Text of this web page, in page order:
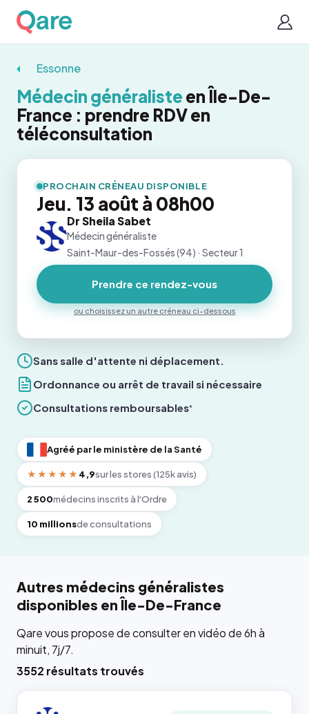
Essonne
Médecin généraliste en Île-De-
France : prendre RDV en
téléconsultation
Sans salle d'attente ni déplacement.
Ordonnance ou arrêt de travail si nécessaire
Consultations remboursables*
Agréé par le ministère de la Santé
★★★★★ 4,9sur les stores (125k avis)
2 500médecins inscrits à l'Ordre
10 millionsde consultations
PROCHAIN CRÉNEAU DISPONIBLE
Jeu. 13 août à 08h00
Dr Sheila Sabet
Médecin généraliste
Saint-Maur-des-Fossés (94) · Secteur 1
Prendre ce rendez-vous
ou choisissez un autre créneau ci-dessous
Autres médecins généralistes
disponibles en Île-De-France
Qare vous propose de consulter en vidéo de 6h à
minuit, 7j/7.
3552 résultats trouvés